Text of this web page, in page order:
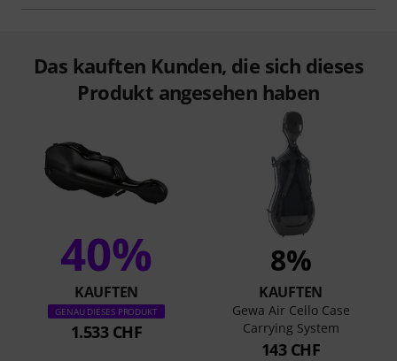
Das kauften Kunden, die sich dieses
Produkt angesehen haben
40%
KAUFTEN
GENAU DIESES PRODUKT
1.533 CHF
8%
KAUFTEN
Gewa Air Cello Case
Carrying System
143 CHF